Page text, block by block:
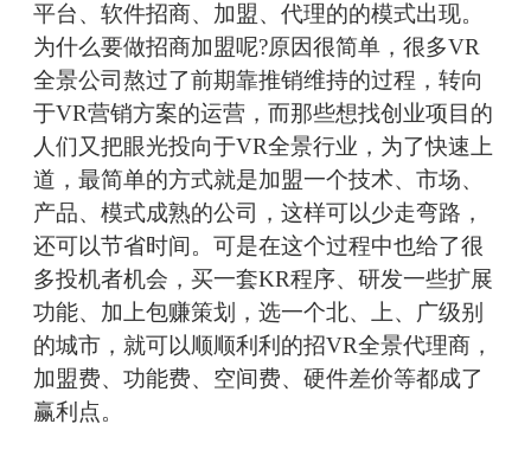
平台、软件招商、加盟、代理的的模式出现。
为什么要做招商加盟呢?原因很简单，很多VR
全景公司熬过了前期靠推销维持的过程，转向
于VR营销方案的运营，而那些想找创业项目的
人们又把眼光投向于VR全景行业，为了快速上
道，最简单的方式就是加盟一个技术、市场、
产品、模式成熟的公司，这样可以少走弯路，
还可以节省时间。可是在这个过程中也给了很
多投机者机会，买一套KR程序、研发一些扩展
功能、加上包赚策划，选一个北、上、广级别
的城市，就可以顺顺利利的招VR全景代理商，
加盟费、功能费、空间费、硬件差价等都成了
赢利点。